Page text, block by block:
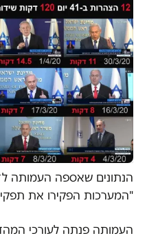
הנתונים שאספה העמותה
"המערכות הפקירו את
העמותה פנתה לעורכי